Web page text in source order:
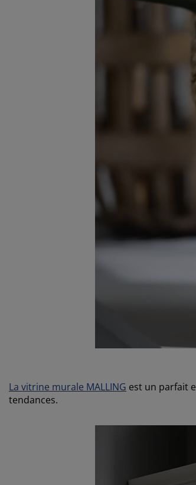
La vitrine murale MALLING est un parfait
tendances.